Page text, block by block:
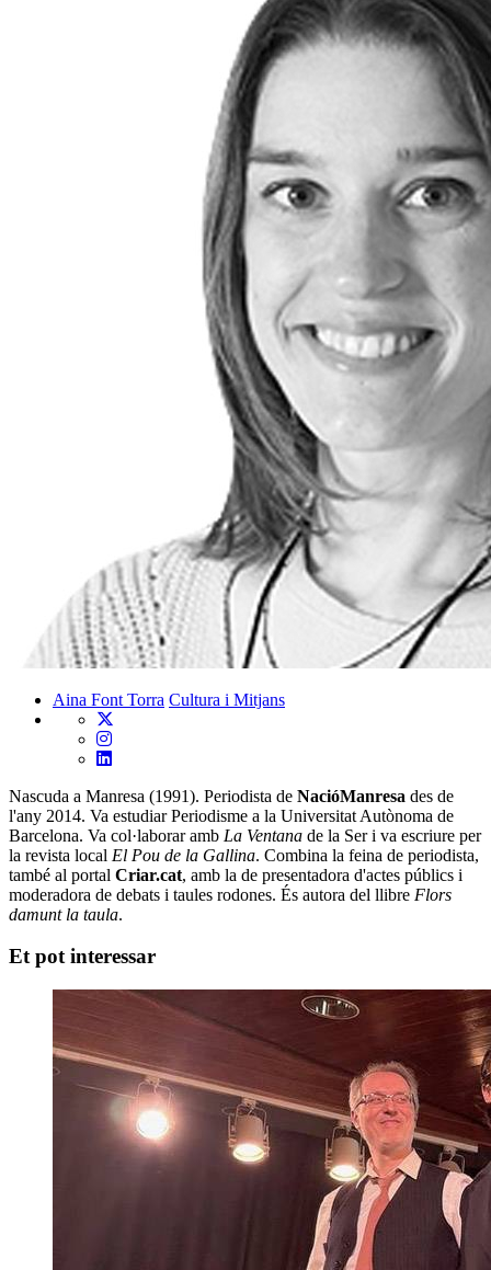
Aina Font Torra Cultura i Mitjans
Nascuda a Manresa (1991). Periodista de NacióManresa des de
l'any 2014. Va estudiar Periodisme a la Universitat Autònoma de
Barcelona. Va col·laborar amb La Ventana de la Ser i va escriure per
la revista local El Pou de la Gallina. Combina la feina de periodista,
també al portal Criar.cat, amb la de presentadora d'actes públics i
moderadora de debats i taules rodones. És autora del llibre Flors
damunt la taula.
Et pot interessar